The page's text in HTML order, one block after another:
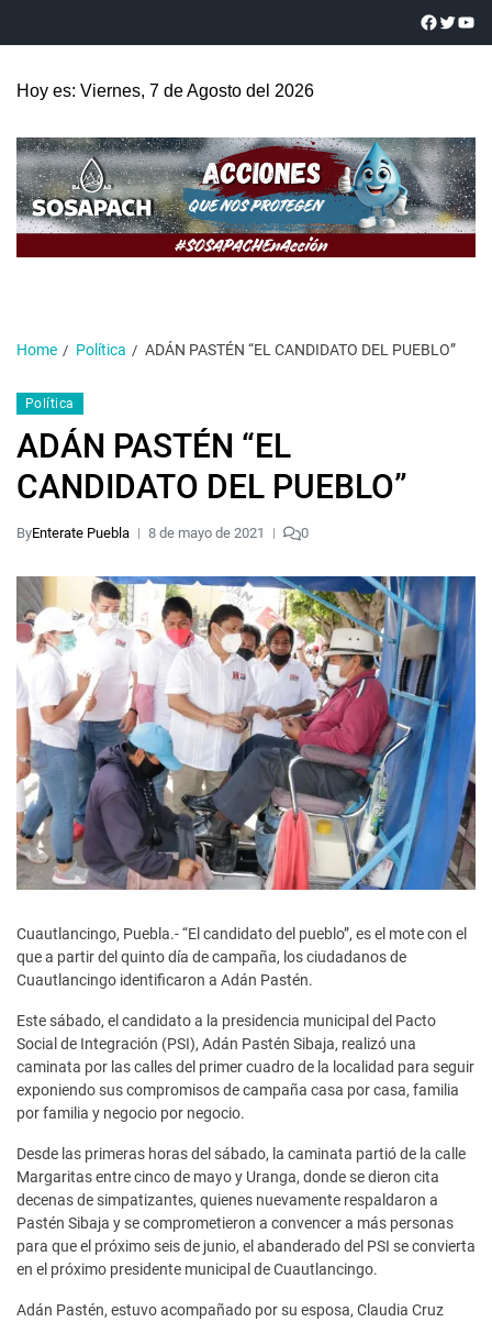
Hoy es: Viernes, 7 de Agosto del 2026
Home Política ADÁN PASTÉN “EL CANDIDATO DEL PUEBLO”
Política
ADÁN PASTÉN “EL
CANDIDATO DEL PUEBLO”
ByEnterate Puebla 8 de mayo de 2021 0
Cuautlancingo, Puebla.- “El candidato del pueblo”, es el mote con el
que a partir del quinto día de campaña, los ciudadanos de
Cuautlancingo identificaron a Adán Pastén.
Este sábado, el candidato a la presidencia municipal del Pacto
Social de Integración (PSI), Adán Pastén Sibaja, realizó una
caminata por las calles del primer cuadro de la localidad para seguir
exponiendo sus compromisos de campaña casa por casa, familia
por familia y negocio por negocio.
Desde las primeras horas del sábado, la caminata partió de la calle
Margaritas entre cinco de mayo y Uranga, donde se dieron cita
decenas de simpatizantes, quienes nuevamente respaldaron a
Pastén Sibaja y se comprometieron a convencer a más personas
para que el próximo seis de junio, el abanderado del PSI se convierta
en el próximo presidente municipal de Cuautlancingo.
Adán Pastén, estuvo acompañado por su esposa, Claudia Cruz